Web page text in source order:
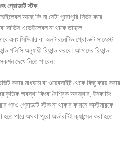
প্রোডাক্ট স্টক
আছে কি না সেটা পুরোপুরি নির্ভর করে
এভেইলেবল না থাকে তাহলে
সিমিলার বা অলটারনেটিভ প্রোডাক্ট সাজেস্ট
পলিসি অনুযায়ী রিফান্ড করবে। আমাদের রিফান্ড
দেখে নিতে পারেন।
করার মাধ্যমে বা ওয়েবসাইট থেকে কিছু ক্রয় করার
অবস্থা কিংবা বৈশ্বিক অবস্থার, ইনকামিং
পরও প্রোডাক্ট স্টক না থাকার কারনে কাস্টমারকে
হতে পারে অথবা পুরো অর্ডারটিই ক্যান্সেল করা হতে